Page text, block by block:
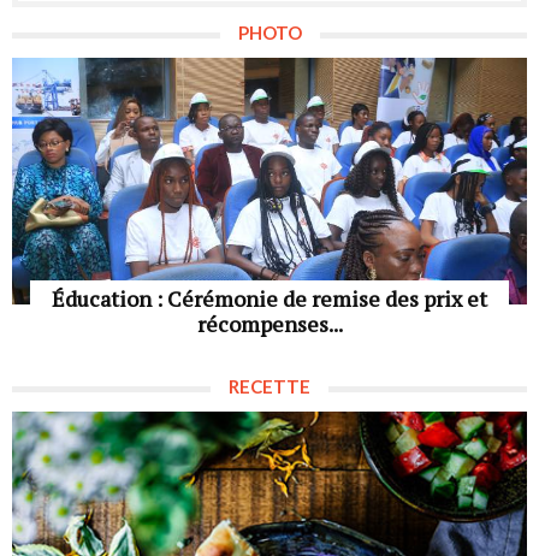
PHOTO
Éducation : Cérémonie de remise des prix et
récompenses...
RECETTE